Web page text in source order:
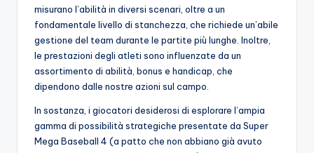
misurano l’abilità in diversi scenari, oltre a un
fondamentale livello di stanchezza, che richiede un’abile
gestione del team durante le partite più lunghe. Inoltre,
le prestazioni degli atleti sono influenzate da un
assortimento di abilità, bonus e handicap, che
dipendono dalle nostre azioni sul campo.
In sostanza, i giocatori desiderosi di esplorare l’ampia
gamma di possibilità strategiche presentate da Super
Mega Baseball 4 (a patto che non abbiano già avuto